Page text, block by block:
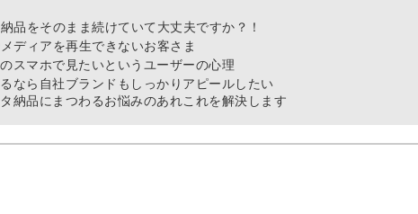
品をそのまま続けていて大丈夫ですか？！
ディアを再生できないお客さま
スマホで見たいというユーザーの心理
なら自社ブランドもしっかりアピールしたい
納品にまつわるお悩みのあれこれを解決します